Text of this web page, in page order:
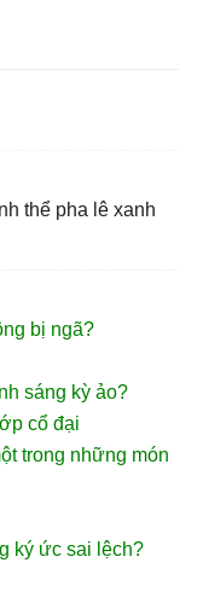
thể pha lê xanh
bị ngã?
sáng kỳ ảo?
cổ đại
trong những món
ký ức sai lệch?